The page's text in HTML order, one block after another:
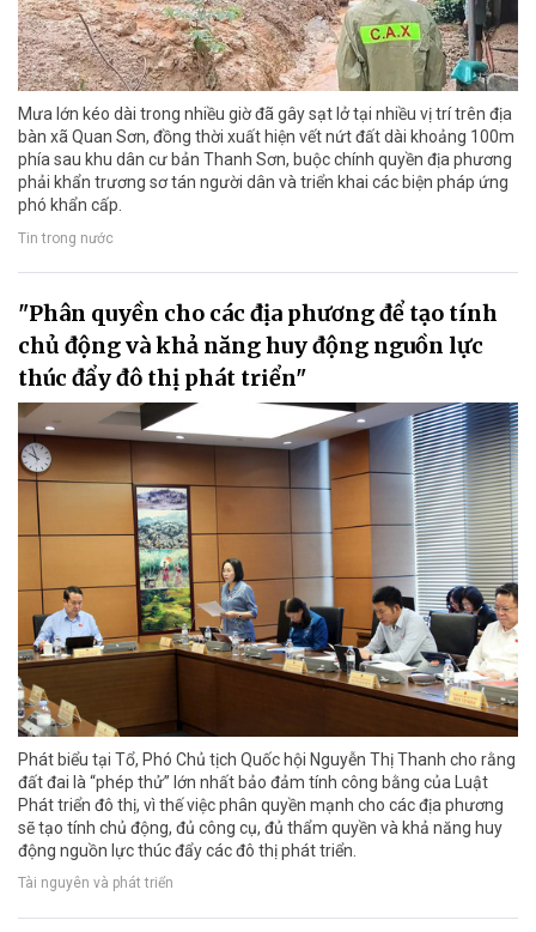
Mưa lớn kéo dài trong nhiều giờ đã gây sạt lở tại nhiều vị trí trên địa
bàn xã Quan Sơn, đồng thời xuất hiện vết nứt đất dài khoảng 100m
phía sau khu dân cư bản Thanh Sơn, buộc chính quyền địa phương
phải khẩn trương sơ tán người dân và triển khai các biện pháp ứng
phó khẩn cấp.
Tin trong nước
"Phân quyền cho các địa phương để tạo tính
chủ động và khả năng huy động nguồn lực
thúc đẩy đô thị phát triển"
Phát biểu tại Tổ, Phó Chủ tịch Quốc hội Nguyễn Thị Thanh cho rằng
đất đai là “phép thử” lớn nhất bảo đảm tính công bằng của Luật
Phát triển đô thị, vì thế việc phân quyền mạnh cho các địa phương
sẽ tạo tính chủ động, đủ công cụ, đủ thẩm quyền và khả năng huy
động nguồn lực thúc đẩy các đô thị phát triển.
Tài nguyên và phát triển